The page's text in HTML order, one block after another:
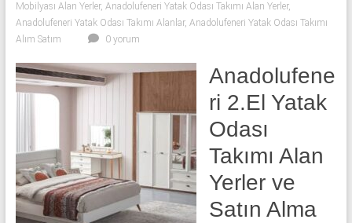
Mobilyası Alan Yerler, Anadolufeneri Yatak Odası Takımı Alan Yerler,
Anadolufeneri Yatak Odası Takımı Alanlar, Anadolufeneri Yatak Odası Takımı
Alım Satım
0 yorum
Anadolufene
ri 2.El Yatak
Odası
Takımı Alan
Yerler ve
Satın Alma